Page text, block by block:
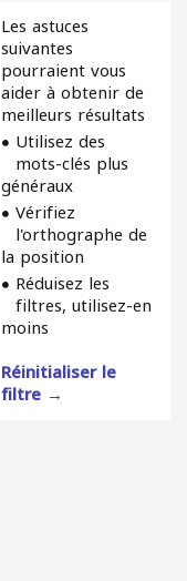
Les astuces
suivantes
pourraient vous
aider à obtenir de
meilleurs résultats
Utilisez des
mots-clés plus
généraux
Vérifiez
l'orthographe de
la position
Réduisez les
filtres, utilisez-en
moins
Réinitialiser le
filtre →